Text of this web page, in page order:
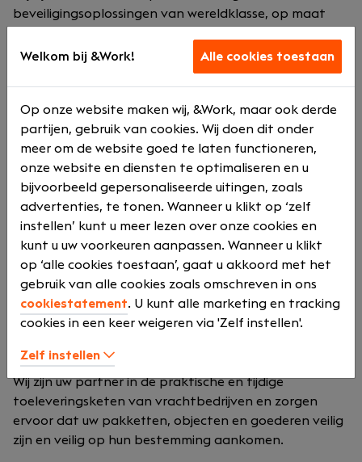
beveiligingsoplossingen van wereldklasse, op maat
situaties die uitzonderlijke aandacht en zorg vereisen.
Bij ons vind je veiligheid over de hele wereld.
Airport Security
We zorgen voor de veiligheid en beveiliging van
passagiers, hun bezittingen en iedereen die op de
luchthaven werkt of er op bezoek is, zodat het een
veilige plek is.
Airline Security
We beveiligen vliegtuigen, passagiers, bemanning,
catering, bagage en alles wat erin en eruit gaat, zodat
de integriteit van het vliegtuig wordt gegarandeerd
voor een veilige vlucht.
Cargo Security
Wij zijn uw partner in de praktische en tijdige
toeleveringsketen van vrachtbedrijven en zorgen
ervoor dat uw pakketten, objecten en goederen veilig
zijn en veilig op hun bestemming aankomen.
Welkom bij &Work! Alle cookies toestaan
Op onze website maken wij, &Work, maar ook derde
partijen, gebruik van cookies. Wij doen dit onder
meer om de website goed te laten functioneren,
onze website en diensten te optimaliseren en u
bijvoorbeeld gepersonaliseerde uitingen, zoals
advertenties, te tonen. Wanneer u klikt op ‘zelf
instellen’ kunt u meer lezen over onze cookies en
kunt u uw voorkeuren aanpassen. Wanneer u klikt
op ‘alle cookies toestaan’, gaat u akkoord met het
gebruik van alle cookies zoals omschreven in ons
cookiestatement. U kunt alle marketing en tracking
cookies in een keer weigeren via 'Zelf instellen'.
Zelf instellen